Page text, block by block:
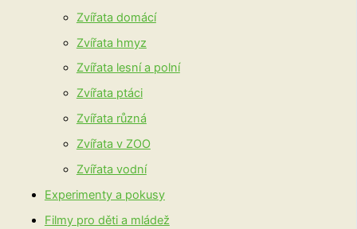
Zvířata domácí
Zvířata hmyz
Zvířata lesní a polní
Zvířata ptáci
Zvířata různá
Zvířata v ZOO
Zvířata vodní
Experimenty a pokusy
Filmy pro děti a mládež